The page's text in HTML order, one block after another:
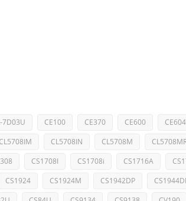
7D03U CE100 CE370 CE600 CE604
CL5708IN CL5708M
CS1708I CS1708i CS1716A
CS1924 CS1924M CS1942DP